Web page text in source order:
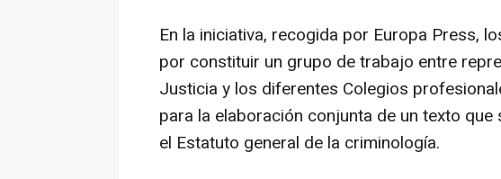
En la iniciativa, recogida por Europa Press,
por constituir un grupo de trabajo entre
Justicia y los diferentes Colegios
para la elaboración conjunta de un texto
el Estatuto general de la criminología.